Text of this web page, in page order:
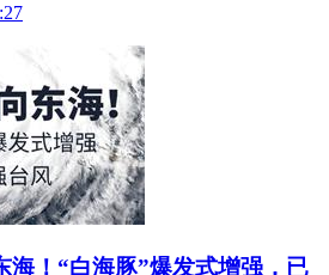
海！“白海豚”爆发式增强，已